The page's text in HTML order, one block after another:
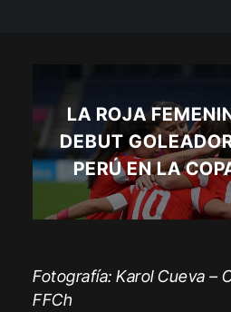
LA ROJA
DEBUT
PERÚ EN LA
Fotografía: Karol Cueva –
FFCh